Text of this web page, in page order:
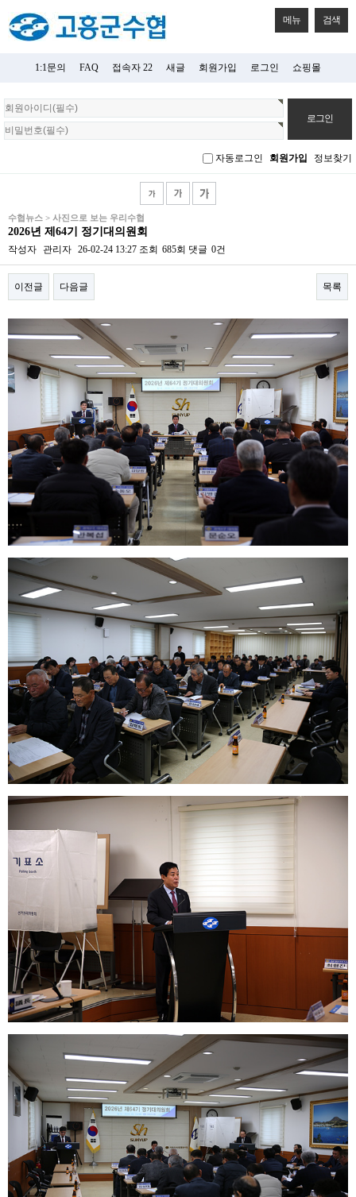
메뉴 검색
1:1문의 FAQ 접속자 22 새글 회원가입 로그인 쇼핑몰
회
원
로
자동로그인 회원가입 정보찾기
수협뉴스 > 사진으로 보는 우리수협
2026년 제64기 정기대의원회
작성자 관리자 26-02-24 13:27 조회 685회 댓글 0건
이전글 다음글 목록